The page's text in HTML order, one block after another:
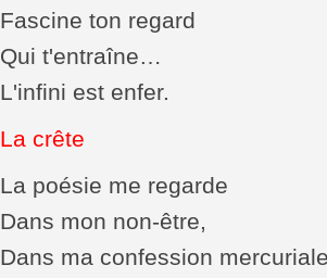
Fascine ton regard
Qui t'entraîne…
L'infini est enfer.
La crête
La poésie me regarde
Dans mon non-être,
Dans ma confession